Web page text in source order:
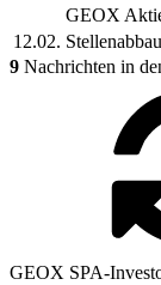
GEOX
12.02.
9 Nachrichten in
GEOX SPA-